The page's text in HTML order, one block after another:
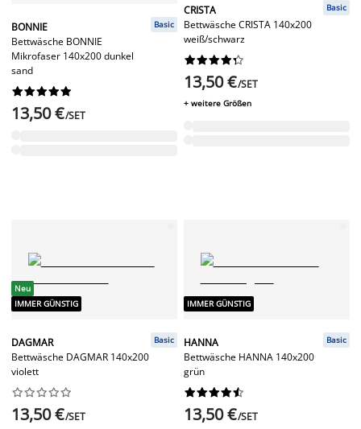
BONNIE
Bettwäsche BONNIE
Mikrofaser 140x200 dunkel
sand
Basic






13,50 €/SET
CRISTA
Bettwäsche CRISTA 140x200
weiß/schwarz
Basic






13,50 €/SET
+ weitere Größen
Neu
IMMER GÜNSTIG
DAGMAR
Bettwäsche DAGMAR 140x200
violett
Basic






13,50 €/SET
IMMER GÜNSTIG
HANNA
Bettwäsche HANNA 140x200
grün
Basic






13,50 €/SET